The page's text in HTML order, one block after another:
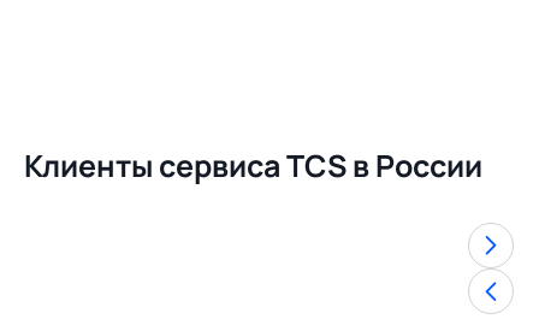
Клиенты сервиса TCS в России